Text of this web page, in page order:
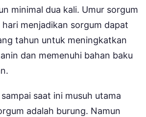
minimal dua kali. Umur sorgum
menjadikan sorgum dapat
tahun untuk meningkatkan
dan memenuhi bahan baku
sampai saat ini musuh utama
adalah burung. Namun